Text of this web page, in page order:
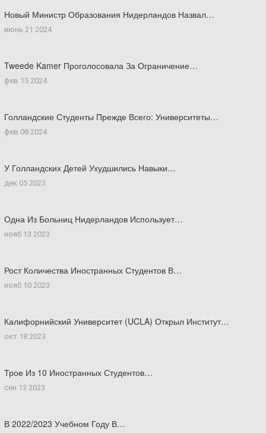
Новый Министр Образования Нидерландов Назвал…
июнь 21 2024
Tweede Kamer Проголосовала За Ограничение…
фев 15 2024
Голландские Студенты Прежде Всего: Университеты…
фев 08 2024
У Голландских Детей Ухудшились Навыки…
дек 05 2023
Одна Из Больниц Нидерландов Использует…
нояб 13 2023
Рост Количества Иностранных Студентов В…
нояб 10 2023
Калифорнийский Университет (UCLA) Открыл Институт…
окт 18 2023
Трое Из 10 Иностранных Студентов…
сен 13 2023
В 2022/2023 Учебном Году В…